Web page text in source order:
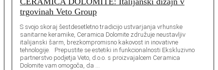
trgovinah Veto Group
S svojo skoraj šestdesetletno tradicijo ustvarjanja vrhunske
sanitarne keramike, Ceramica Dolomite združuje neustavljiv
italijanski šarm, brezkompromisno kakovost in inovativne
tehnologije. Prepustite se estetiki in funkcionalnosti Ekskluzivno
partnerstvo podjetja Veto, d.o.o. s proizvajalcem Ceramica
Dolomite vam omogoča, da …